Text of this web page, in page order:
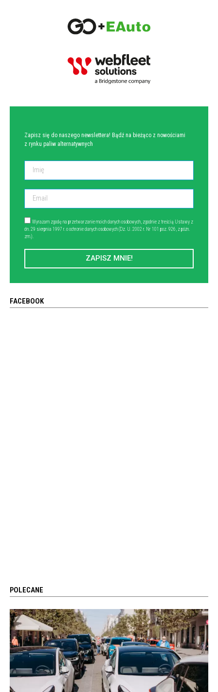
Zapisz się do naszego newslettera! Bądź na bieżąco z nowościami
z rynku paliw alternatywnych
Wyrażam zgodę na przetwarzanie moich danych osobowych, zgodnie z treścią Ustawy z
dn. 29 sierpnia 1997 r. o ochronie danych osobowych (Dz. U. 2002 r. Nr 101 poz. 926, z późn.
zm.).
ZAPISZ MNIE!
FACEBOOK
POLECANE